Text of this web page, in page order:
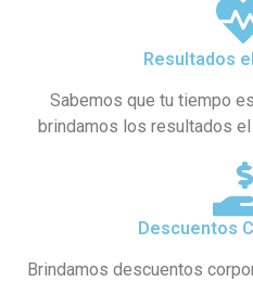
Resultados
Sabemos que tu tiempo
brindamos los resultados
Descuentos
Brindamos descuentos